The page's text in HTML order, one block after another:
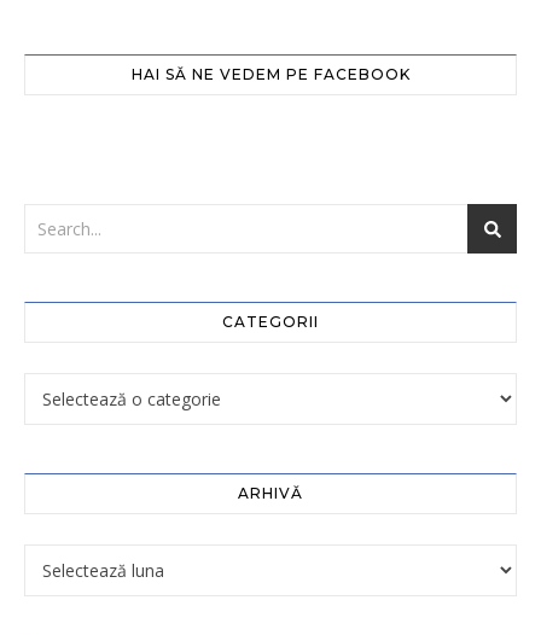
HAI SĂ NE VEDEM PE FACEBOOK
CATEGORII
ARHIVĂ